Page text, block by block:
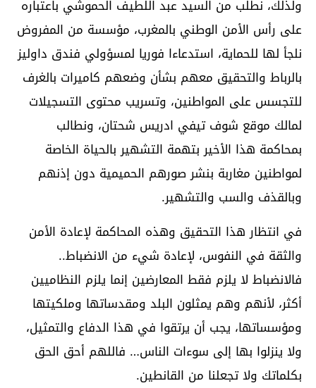
ولذلك، نطلب من السيد عبد اللطيف الحموشي باعتباره
على رأس الأمن الوطني بالمغرب، مؤسسة من المفروض
نلجأ لها للحماية، استدعاءا فوريا لمسؤولي فندق داوليز
بالرباط والتحقيق معهم بشأن وضعهم كاميرات بالغرف
للتجسس على المواطنين، وتسريب محتوى التسجيلات
لمالك موقع شوف تيفي ادريس شحتان، ونطالب
بمحاكمة هذا الأخير بتهمة التشهير بالحياة الخاصة
لمواطنين مغاربة بنشر صورهم الحميمية دون إذنهم
وبالقذف والسب والتشهير.
في انتظار هذا التحقيق وهذه المحاكمة لإعادة الأمن
والثقة في النفوس، لإعادة شيء من الانضباط..
فالانضباط لا يلزم فقط المعارضين إنما يلزم النظاميين
أكثر، لأنهم وهم يمثلون البلد ومقدساتها وملكيتها
ومؤسساتها، يجب أن يرتقوا في هذا الدفاع والتمثيل،
ولا ينزلوا بها إلى سوءات الناس… فاللهم أحق الحق
بكلماتك ولا تجعلنا من القانطين.